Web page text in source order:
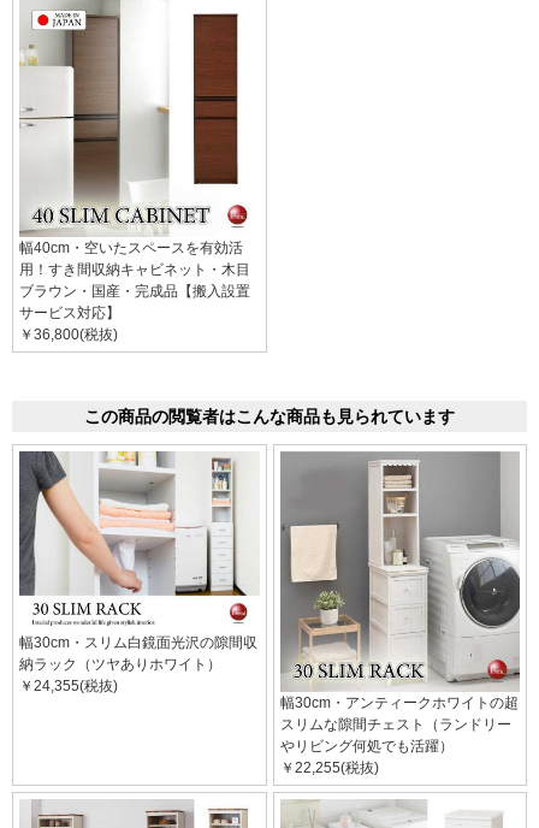
幅40cm・空いたスペースを有効活
用！すき間収納キャビネット・木目
ブラウン・国産・完成品【搬入設置
サービス対応】
￥36,800(税抜)
この商品の閲覧者はこんな商品も見られています
幅30cm・スリム白鏡面光沢の隙間収
納ラック（ツヤありホワイト）
￥24,355(税抜)
幅30cm・アンティークホワイトの超
スリムな隙間チェスト（ランドリー
やリビング何処でも活躍）
￥22,255(税抜)